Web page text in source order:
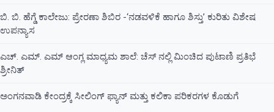
ಬಿ. ಬಿ. ಹೆಗ್ಡೆ ಕಾಲೇಜು: ಪ್ರೇರಣಾ ಶಿಬಿರ -‘ನಡವಳಿಕೆ ಹಾಗೂ ಶಿಸ್ತು’ ಕುರಿತು ವಿಶೇಷ
ಉಪನ್ಯಾಸ
ಎಚ್. ಎಮ್. ಎಮ್ ಆಂಗ್ಲ ಮಾಧ್ಯಮ ಶಾಲೆ: ಚೆಸ್ ನಲ್ಲಿ ಮಿಂಚಿದ ಪುಟಾಣಿ ಪ್ರತಿಭೆ
ಶ್ರೀನಿತ್
ಅಂಗನವಾಡಿ ಕೇಂದ್ರಕ್ಕೆ ಸೀಲಿಂಗ್ ಫ್ಯಾನ್ ಮತ್ತು ಕಲಿಕಾ ಪರಿಕರಗಳ ಕೊಡುಗೆ